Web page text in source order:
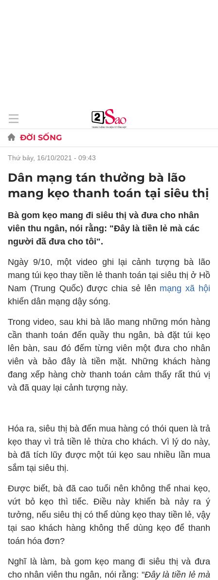
ĐỜI SỐNG
thứ bảy, 16/10/2021 - 09:43
Dân mạng tán thưởng bà lão
mang kẹo thanh toán tại siêu thị
Bà gom kẹo mang đi siêu thị và đưa cho nhân
viên thu ngân, nói rằng: "Đây là tiền lẻ mà các
người đã đưa cho tôi".
Ngày 9/10, một video ghi lại cảnh tượng bà lão
mang túi kẹo thay tiền lẻ thanh toán tại siêu thị ở Hồ
Nam (Trung Quốc) được chia sẻ lên mạng xã hội
khiến dân mạng dậy sóng.
Trong video, sau khi bà lão mang những món hàng
cần thanh toán đến quầy thu ngân, bà đặt túi kẹo
lên bàn, sau đó đếm từng viên một đưa cho nhân
viên và bảo đây là tiền mặt. Những khách hàng
đang xếp hàng chờ thanh toán cảm thấy rất thú vị
và đã quay lại cảnh tượng này.
Hóa ra, siêu thị bà đến mua hàng có thói quen là trả
kẹo thay vì trả tiền lẻ thừa cho khách. Vì lý do này,
bà đã tích lũy được một túi kẹo sau nhiều lần mua
sắm tại siêu thị.
Được biết, bà đã cao tuổi nên không thể nhai kẹo,
vứt bỏ kẹo thì tiếc. Điều này khiến bà nảy ra ý
tưởng, nếu siêu thị có thể dùng kẹo thay tiền lẻ, vậy
tại sao khách hàng không thể dùng kẹo để thanh
toán hóa đơn?
Nghĩ là làm, bà gom kẹo mang đi siêu thị và đưa
cho nhân viên thu ngân, nói rằng: "Đây là tiền lẻ mà